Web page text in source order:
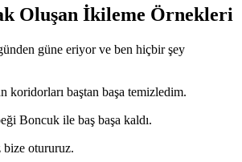
Oluşan İkileme Örnekleri
güne eriyor ve ben hiçbir şey
koridorları baştan başa temizledim.
Boncuk ile baş başa kaldı.
otururuz.